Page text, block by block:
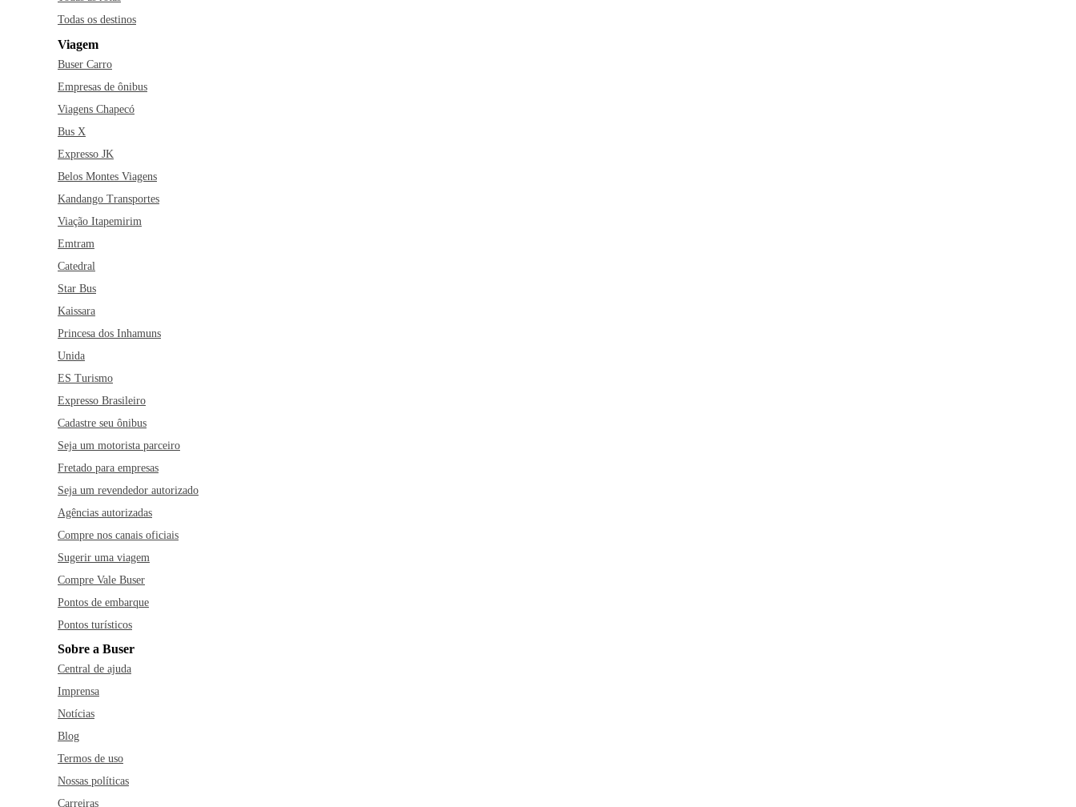
Todas os destinos
Viagem
Buser Carro
Empresas de ônibus
Viagens Chapecó
Bus X
Expresso JK
Belos Montes Viagens
Kandango Transportes
Viação Itapemirim
Emtram
Catedral
Star Bus
Kaissara
Princesa dos Inhamuns
Unida
ES Turismo
Expresso Brasileiro
Cadastre seu ônibus
Seja um motorista parceiro
Fretado para empresas
Seja um revendedor autorizado
Agências autorizadas
Compre nos canais oficiais
Sugerir uma viagem
Compre Vale Buser
Pontos de embarque
Pontos turísticos
Sobre a Buser
Central de ajuda
Imprensa
Notícias
Blog
Termos de uso
Nossas políticas
Carreiras